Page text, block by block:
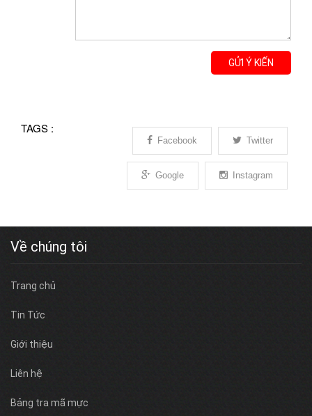
GỬI Ý KIẾN
TAGS :
Facebook Twitter
Google Instagram
Về chúng tôi
Trang chủ
Tin Tức
Giới thiệu
Liên hệ
Bảng tra mã mực